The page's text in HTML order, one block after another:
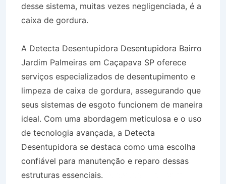
desse sistema, muitas vezes negligenciada, é a
caixa de gordura.
A Detecta Desentupidora Desentupidora Bairro
Jardim Palmeiras em Caçapava SP oferece
serviços especializados de desentupimento e
limpeza de caixa de gordura, assegurando que
seus sistemas de esgoto funcionem de maneira
ideal. Com uma abordagem meticulosa e o uso
de tecnologia avançada, a Detecta
Desentupidora se destaca como uma escolha
confiável para manutenção e reparo dessas
estruturas essenciais.